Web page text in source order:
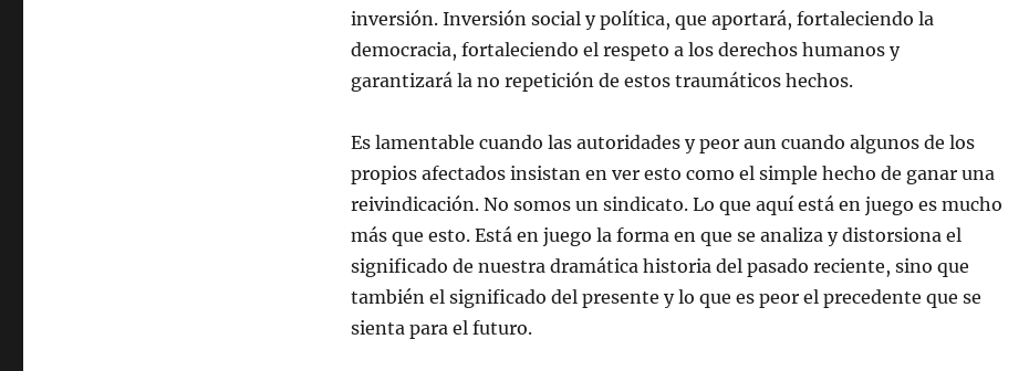
inversión. Inversión social y política, que aportará, fortaleciendo la
democracia, fortaleciendo el respeto a los derechos humanos y
garantizará la no repetición de estos traumáticos hechos.
Es lamentable cuando las autoridades y peor aun cuando algunos de los
propios afectados insistan en ver esto como el simple hecho de ganar una
reivindicación. No somos un sindicato. Lo que aquí está en juego es mucho
más que esto. Está en juego la forma en que se analiza y distorsiona el
significado de nuestra dramática historia del pasado reciente, sino que
también el significado del presente y lo que es peor el precedente que se
sienta para el futuro.